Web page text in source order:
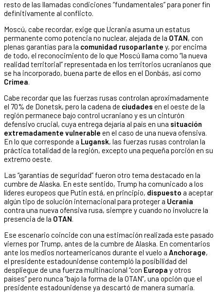
resto de las llamadas condiciones “fundamentales” para poner fin
definitivamente al conflicto.
Moscú, cabe recordar, exige que Ucrania asuma un estatus
permanente como potencia no nuclear, alejada de la OTAN, con
plenas garantías para la comunidad rusoparlante y, por encima
de todo, el reconocimiento de lo que Moscú llama como “la nueva
realidad territorial” representada en los territorios ucranianos que
se ha incorporado, buena parte de ellos en el Donbás, así como
Crimea.
Cabe recordar que las fuerzas rusas controlan aproximadamente
el 70% de Donetsk, pero la cadena de ciudades en el oeste de la
región permanece bajo control ucraniano y es un cinturón
defensivo crucial, cuya entrega dejaría al país en una situación
extremadamente vulnerable en el caso de una nueva ofensiva.
En lo que corresponde a Lugansk, las fuerzas rusas controlan la
práctica totalidad de la región, excepto una pequeña porción en su
extremo oeste.
Las “garantías de seguridad” fueron otro tema destacado en la
cumbre de Alaska. En este sentido, Trump ha comunicado a los
líderes europeos que Putin está, en principio, dispuesto a aceptar
algún tipo de solución internacional para proteger a Ucrania
contra una nueva ofensiva rusa, siempre y cuando no involucre la
presencia de la OTAN.
Ese escenario coincide con una estimación realizada este pasado
viernes por Trump, antes de la cumbre de Alaska. En comentarios
ante los medios norteamericanos durante el vuelo a Anchorage,
el presidente estadounidense contempló la posibilidad del
despliegue de una fuerza multinacional “con Europa y otros
países” pero nunca “bajo la forma de la OTAN”, una opción que el
presidente estadounidense ya descartó de manera sumaria.